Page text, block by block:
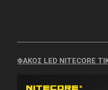
ΦΑΚΟΣ LED NITECORE